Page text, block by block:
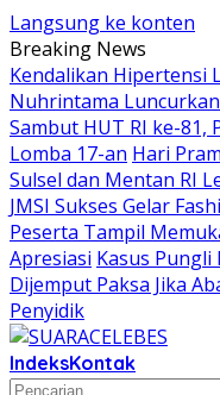
Langsung ke konten
Breaking News
Kendalikan Hipertensi
Nuhrintama Luncurkan
Sambut HUT RI ke-81,
Lomba 17-an Hari
Sulsel dan Mentan RI
JMSI Sukses Gelar
Peserta Tampil
Apresiasi Kasus Pungli
Dijemput Paksa Jika
Penyidik
IndeksKontak